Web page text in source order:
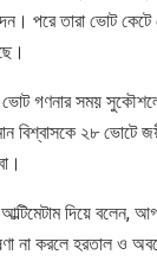
পরে তারা ভোট
গণনার সময়
বিশ্বাসকে ২৮
দিয়ে বলেন,
না করলে হরতাল ও